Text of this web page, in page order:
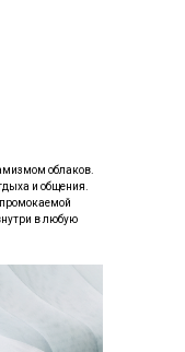
облаков.
и общения.
в любую